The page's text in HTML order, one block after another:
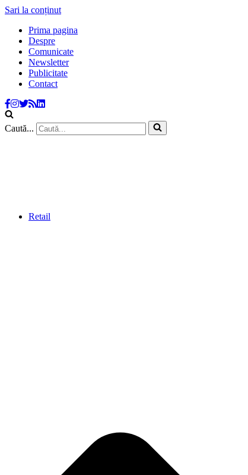
Sari la conținut
Prima pagina
Despre
Comunicate
Newsletter
Publicitate
Contact
Caută...
Retail